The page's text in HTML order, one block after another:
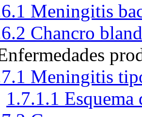
Meningitis
Chancro
Meningitis
1.7.1.1 Esquema